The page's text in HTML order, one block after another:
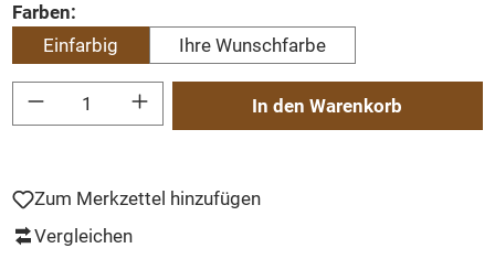
Farben:
Einfarbig
Ihre Wunschfarbe
Produkt Anzahl: Gib den gewünschten Wert ein oder benutze die Schaltflächen
In den Warenkorb
Zum Merkzettel hinzufügen
Vergleichen